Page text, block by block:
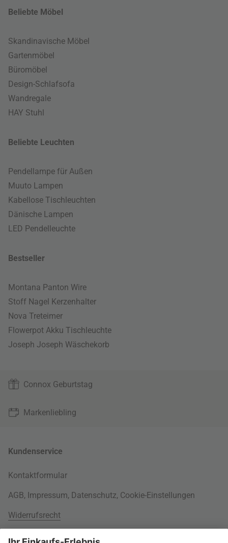
Beliebte Möbel
Skandinavische Möbel
Gartenmöbel
Büromöbel
Design-Schlafsofa
Wandregale
HAY Stuhl
Beliebte Leuchten
Pendellampe für Außen
Muuto Lampen
Kabellose Tischleuchten
Dänische Lampen
LED Pendelleuchte
Bestseller
Montana Panton Wire
Stoff Nagel Kerzenhalter
Nova Treteimer
Flowerpot Akku Tischleuchte
Joseph Joseph Wäschekorb
Connox Geburtstag
Markenliebling
Kundenservice
Kontaktformular
AGB, Impressum, Datenschutz, Cookie-Einstellungen
Widerrufsrecht
Rund um Ihre Bestellung